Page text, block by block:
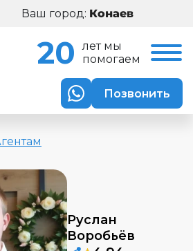
Ваш город:
20
лет мы
помогаем
Позвонить
Руслан
Воробьёв